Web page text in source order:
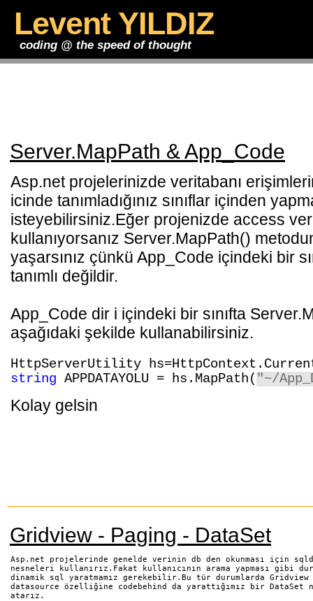
Levent YILDIZ
coding @ the speed of thought
Server.MapPath & App_Code
Asp.net projelerinizde veritabanı
icinde tanımladığınız sınıflar içinden
isteyebilirsiniz.Eğer projenizde access
kullanıyorsanız Server.MapPath()
yaşarsınız çünkü App_Code içindeki bir
tanımlı değildir.
App_Code dir i içindeki bir sınıfta
aşağıdaki şekilde kullanabilirsiniz.
HttpServerUtility
string APPDATAYOLU = hs.MapPath( "~/
Kolay gelsin
Gridview - Paging - DataSet
Asp.net projelerinde genelde verinin db den okunması için
nesneleri kullanırız.Fakat kullanıcının arama yapması gibi
dinamik sql yaratmamız gerekebilir.Bu tür durumlarda
datasource özelliğine codebehind da yarattığımız bir DataSet
atarız.